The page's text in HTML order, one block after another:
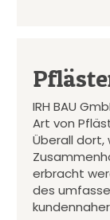
IRH BAU
Art von
Überall
erbracht
des